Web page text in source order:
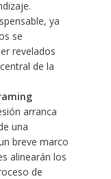
ya
se
revelados
de la
arranca
una
breve marco
alinearán los
de